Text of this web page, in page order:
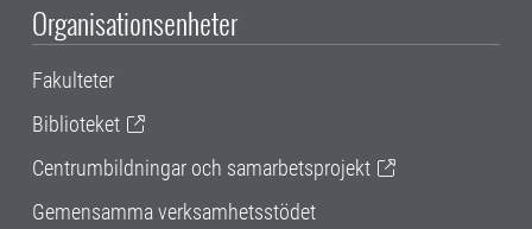
Organisationsenheter
Fakulteter
Biblioteket
Centrumbildningar och samarbetsprojekt
Gemensamma verksamhetsstödet